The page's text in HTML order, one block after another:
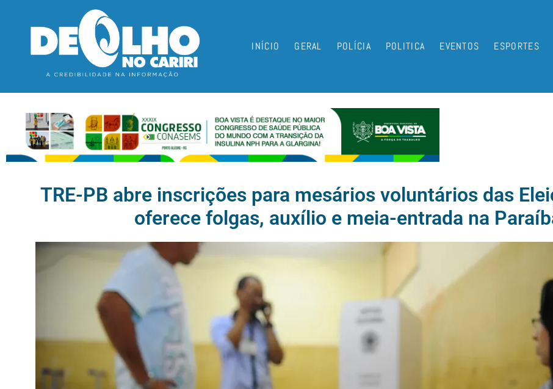
INÍCIO GERAL POLÍCIA POLITICA EVENTOS ESPORTES
TRE-PB abre inscrições para mesários voluntários das
oferece folgas, auxílio e meia-entrada na